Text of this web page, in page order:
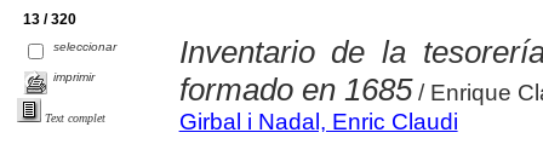
13 / 320
seleccionar
imprimir
Text complet
Inventario de la
formado en 1685/ Enrique
Girbal i Nadal, Enric Claudi